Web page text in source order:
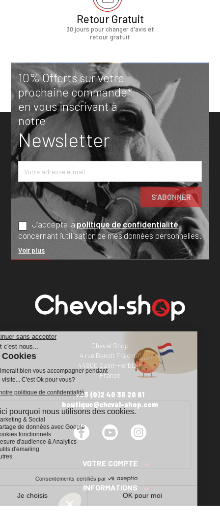
Retour Gratuit
30 jours pour changer d'avis et
retour gratuit
10% Offerts sur votre
prochaine commande*
en vous inscrivant à
notre
Newsletter
J’accepte lapolitique de confidentialité
concernant l’utilisation de mes données personnelles.
Voir plus
Cheval Shop
4 rue Benoît Frachon
44800 Saint-Herblain
France
+33 (0)2 40 36 20 61
boutique@cheval-shop.com
Facebook YouTube
VOTRE COMPTE 
INFORMATIONS 